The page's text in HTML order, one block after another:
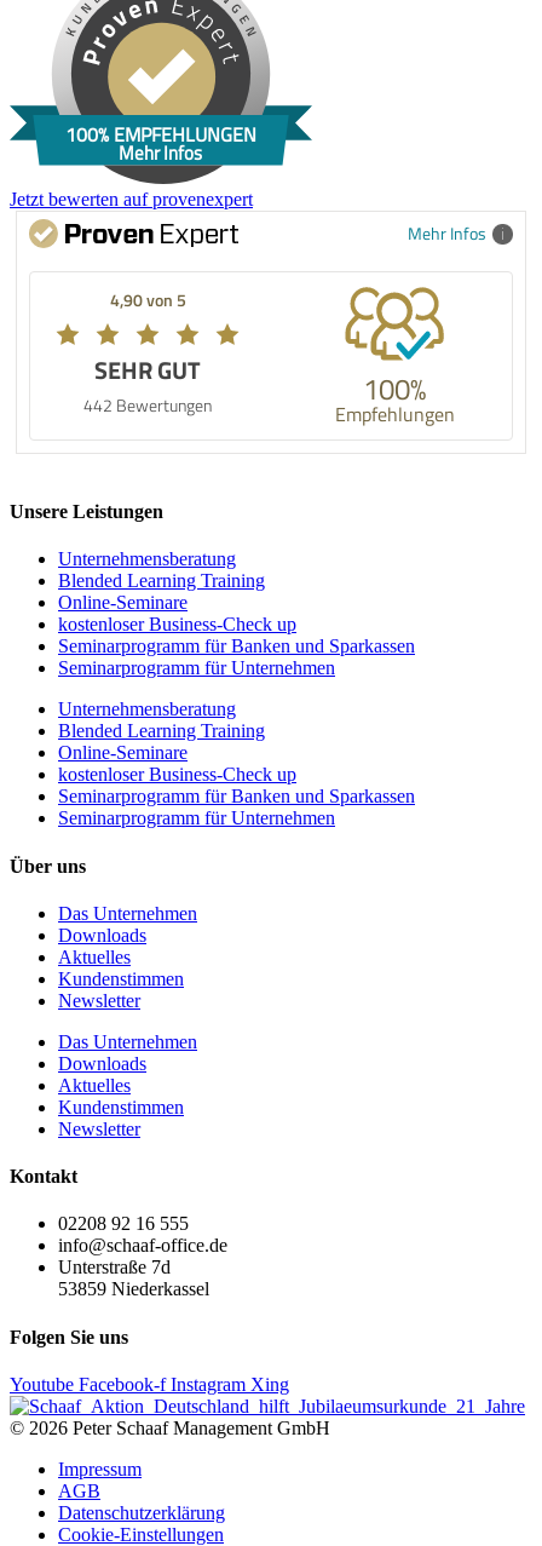
100% EMPFEHLUNGEN
Mehr Infos
Jetzt bewerten auf provenexpert
Mehr Infos
4,90 von 5
SEHR GUT
442 Bewertungen 100%
Empfehlungen
Unsere Leistungen
Unternehmens­beratung
Blended Learning Training
Online-Seminare
kostenloser Business-Check up
Seminarprogramm für Banken und Sparkassen
Seminarprogramm für Unternehmen
Unternehmens­beratung
Blended Learning Training
Online-Seminare
kostenloser Business-Check up
Seminarprogramm für Banken und Sparkassen
Seminarprogramm für Unternehmen
Über uns
Das Unternehmen
Downloads
Aktuelles
Kundenstimmen
Newsletter
Das Unternehmen
Downloads
Aktuelles
Kundenstimmen
Newsletter
Kontakt
02208 92 16 555
info@schaaf-office.de
Unterstraße 7d
53859 Niederkassel
Folgen Sie uns
Youtube Facebook-f Instagram Xing
© 2026 Peter Schaaf Management GmbH
Impressum
AGB
Datenschutzerklärung
Cookie-Einstellungen